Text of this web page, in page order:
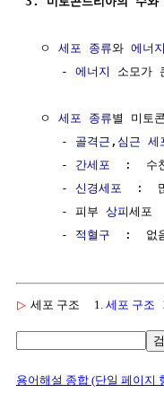
  ㅇ
세포 종류와 에너지
     -
에너지 소모가
  ㅇ
세포 종류별 미토
     -
골격근 , 심근 세
     -
간세포
:  수
     -
신경세포
:
     - 피부
상피세포
     -
적혈구
:  없
▷ 세포 구조 1. 세포 구조
용어해설 종합 (단일 페이지